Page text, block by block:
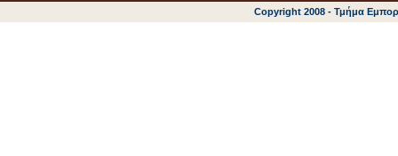
Copyright 2008 - Τμήμα